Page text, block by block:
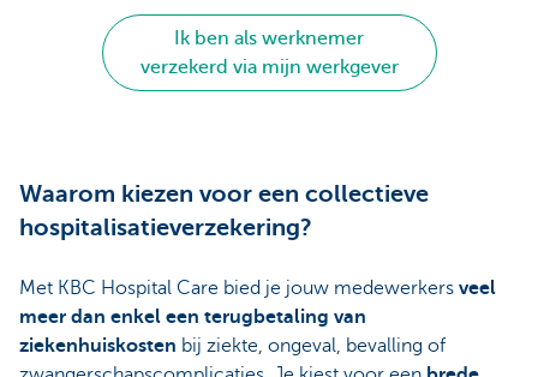
Ik ben als werknemer
verzekerd via mijn werkgever
Waarom kiezen voor een collectieve
hospitalisatieverzekering?
Met KBC Hospital Care bied je jouw medewerkers veel
meer dan enkel een terugbetaling van
ziekenhuiskosten bij ziekte, ongeval, bevalling of